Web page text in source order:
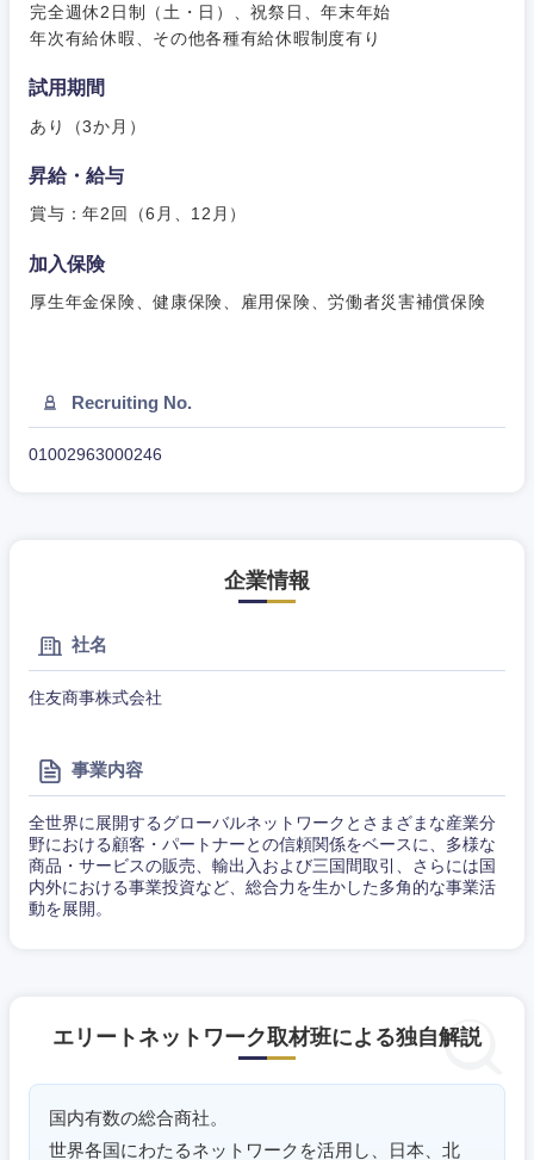
完全週休2日制（土・日）、祝祭日、年末年始
年次有給休暇、その他各種有給休暇制度有り
試用期間
あり（3か月）
昇給・給与
賞与：年2回（6月、12月）
加入保険
厚生年金保険、健康保険、雇用保険、労働者災害補償保険
Recruiting No.
01002963000246
企業情報
社名
住友商事株式会社
事業内容
全世界に展開するグローバルネットワークとさまざまな産業分
野における顧客・パートナーとの信頼関係をベースに、多様な
商品・サービスの販売、輸出入および三国間取引、さらには国
内外における事業投資など、総合力を生かした多角的な事業活
動を展開。
エリートネットワーク取材班による独自解説
国内有数の総合商社。
世界各国にわたるネットワークを活用し、日本、北
東海地方
愛知県